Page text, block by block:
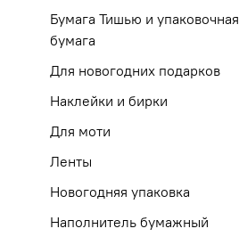
Бумага Тишью и упаковочная
бумага
Для новогодних подарков
Наклейки и бирки
Для моти
Ленты
Новогодняя упаковка
Наполнитель бумажный